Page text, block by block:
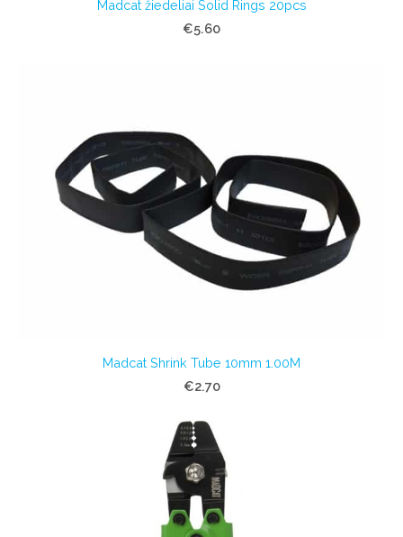
Madcat žiedeliai Solid Rings 20pcs
€5.60
Madcat Shrink Tube 10mm 1.00M
€2.70